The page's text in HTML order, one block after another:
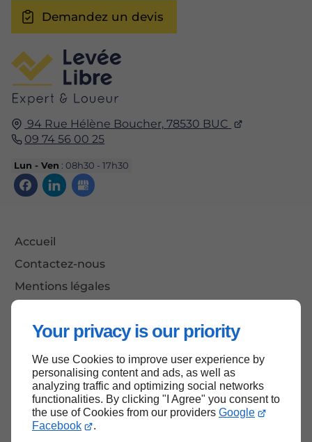
Your privacy is our priority
We use Cookies to improve user experience by
personalising content and ads, as well as
analyzing traffic and optimizing social networks
functionalities. By clicking "I Agree" you consent to
the use of Cookies from our providers Google
Facebook
.
94 Rue Hélène Boucher, 78530 BUC
09 74 56 00 25
Lun - Ven : 08h30 - 17h30
Accueil
Contactez-nous
Mentions légales
Demandez un devis
Haut de page